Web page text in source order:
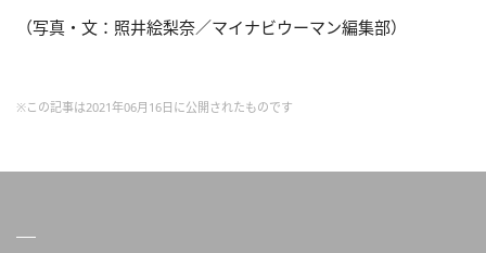
（写真・文：照井絵梨奈／マイナビウーマン編集部）
※この記事は2021年06月16日に公開されたものです